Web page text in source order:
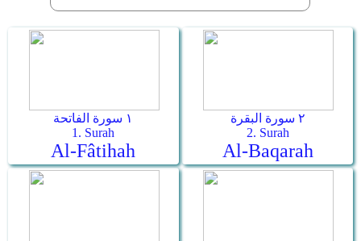
١ سورة الفاتحة
1. Surah
Al-Fâtihah
٢ سورة البقرة
2. Surah
Al-Baqarah